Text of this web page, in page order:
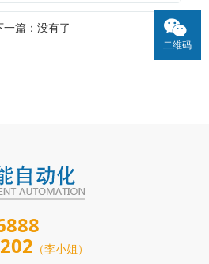
一篇：没有了
（李小姐）
二维码